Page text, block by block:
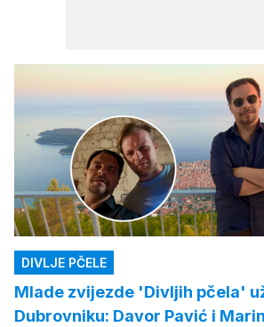
DIVLJE PČELE
Mlade zvijezde 'Divljih pčela'
Dubrovniku: Davor Pavić i